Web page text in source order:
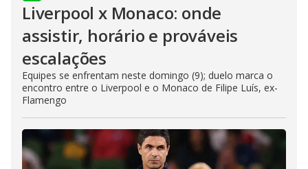
Liverpool x Monaco: onde
assistir, horário e prováveis
escalações
Equipes se enfrentam neste domingo (9); duelo marca o
encontro entre o Liverpool e o Monaco de Filipe Luís, ex-
Flamengo